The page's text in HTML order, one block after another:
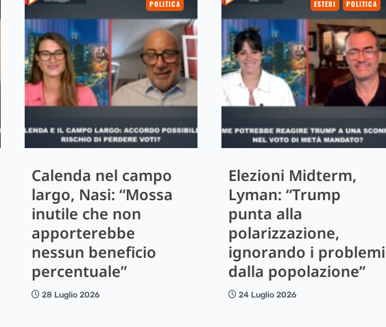
POLITICA
Calenda nel campo
largo, Nasi: “Mossa
inutile che non
apporterebbe
nessun beneficio
percentuale”
28 Luglio 2026
ESTERI POLITICA
Elezioni Midterm,
Lyman: “Trump
punta alla
polarizzazione,
ignorando i problemi
dalla popolazione”
24 Luglio 2026